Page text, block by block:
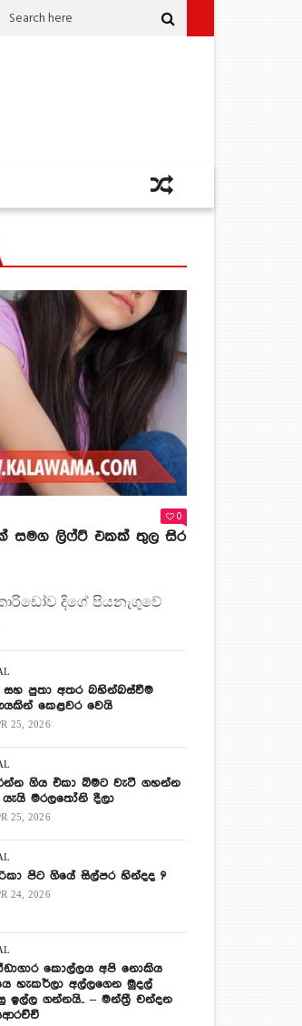
2කට අධික කුෂ් සමග ඡායාරූප ශිල්පියෙක් කටුනායකදී
0
සමග ලිෆ්ට් එකක් තුල සිර
දිගේ පියනැගුවේ
සහ පුතා අතර බහින්බස්වීම
කෙළවර වෙයි
25, 2026
ගිය එකා බිමට වැටී ගහන්න
යැයි මරලතෝනි දීලා
25, 2026
පිට ගියේ සිල්පර හින්දද ?
24, 2026
කොල්ලය අපි නොකිය
හැකර්ලා අල්ලගෙන මුදල්
ඉල්ල ගන්නයි.. – මන්ත්‍රී චන්දන